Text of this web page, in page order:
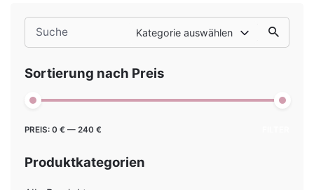
Search
for
Kategorie auswählen
Sortierung nach Preis
Min.
Max.
PREIS: 0 € — 240 €
Produktkategorien